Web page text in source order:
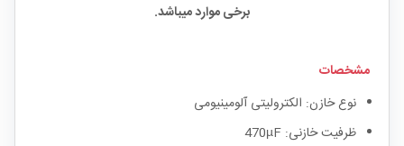
برخی موارد میباشد.
مشخصات
نوع خازن: الکترولیتی آلومینیومی
ظرفیت خازنی: 470µF